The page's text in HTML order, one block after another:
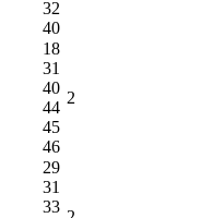
32
40
18
31
40
44
45
46
2
29
31
33